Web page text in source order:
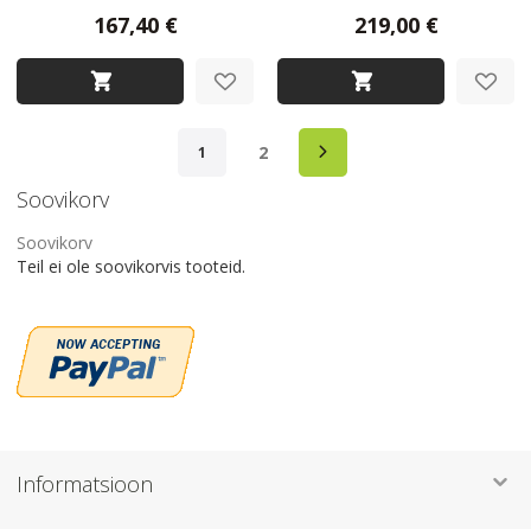
167,40 € 219,00 €
Page
You're currently reading page
1 Page
2
Soovikorv
Soovikorv
Teil ei ole soovikorvis tooteid.
Informatsioon